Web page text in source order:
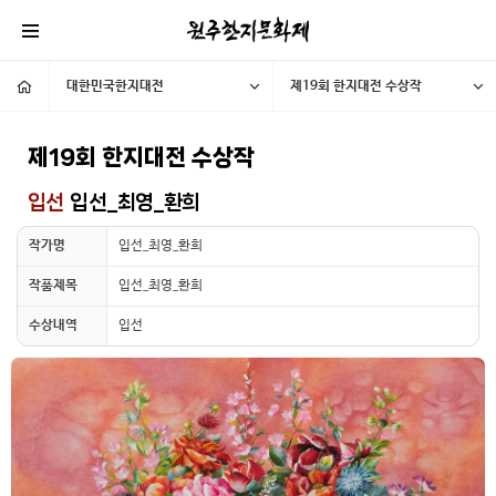
대한민국한지대전 제19회 한지대전 수상작
제19회 한지대전 수상작
입선 입선_최영_환희
작가명 입선_최영_환희
작품제목 입선_최영_환희
수상내역 입선